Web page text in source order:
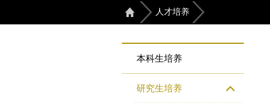
人才培养
本科生培养
研究生培养